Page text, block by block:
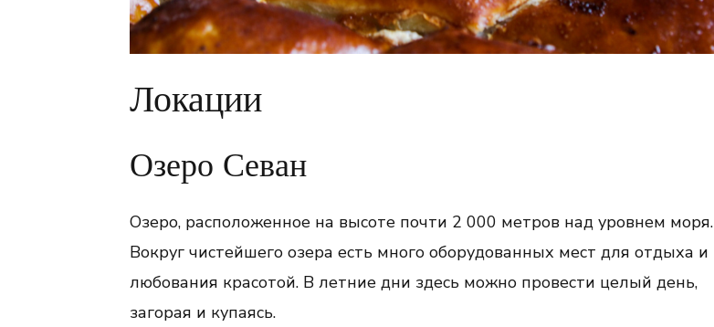
Локации
Озеро Севан
Озеро, расположенное на высоте почти 2 000 метров над уровнем моря.
Вокруг чистейшего озера есть много оборудованных мест для отдыха и
любования красотой. В летние дни здесь можно провести целый день,
загорая и купаясь.